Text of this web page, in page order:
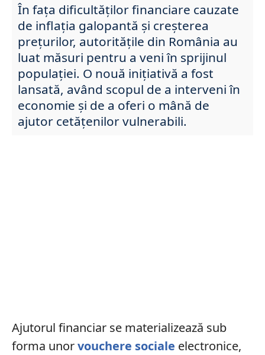
În fața dificultăților financiare cauzate
de inflația galopantă și creșterea
prețurilor, autoritățile din România au
luat măsuri pentru a veni în sprijinul
populației. O nouă inițiativă a fost
lansată, având scopul de a interveni în
economie și de a oferi o mână de
ajutor cetățenilor vulnerabili.
Ajutorul financiar se materializează sub
forma unorvouchere sociale electronice,